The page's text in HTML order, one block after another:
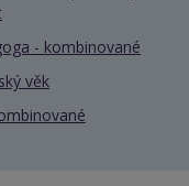
- kombinované
věk